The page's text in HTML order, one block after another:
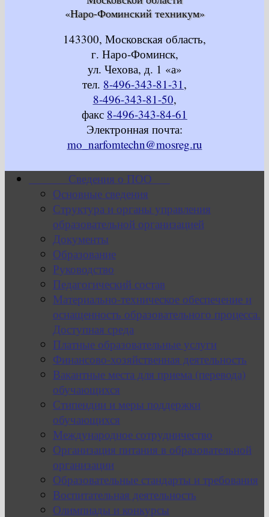
«Наро-Фоминский техникум»
143300, Московская область,
г. Наро-Фоминск,
ул. Чехова, д. 1 «а»
тел. 8-496-343-81-31,
8-496-343-81-50,
факс 8-496-343-84-61
Электронная почта:
mo_narfomtechn@mosreg.ru
Сведения о ПОО
Основные сведения
Структура и органы управления
образовательной организацией
Документы
Образование
Руководство
Педагогический состав
Материально-техническое обеспечение и
оснащенность образовательного процесса.
Доступная среда
Платные образовательные услуги
Финансово-хозяйственная деятельность
Вакантные места для приема (перевода)
обучающихся
Стипендии и меры поддержки
обучающихся
Международное сотрудничество
Организация питания в образовательной
организации
Образовательные стандарты и требования
Воспитательная деятельность
Олимпиады и конкурсы